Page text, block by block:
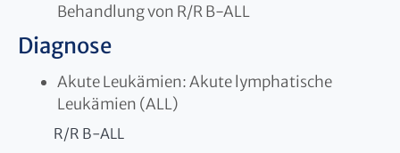
Behandlung von R/R B-ALL
Diagnose
Akute Leukämien: Akute lymphatische
Leukämien (ALL)
R/R B-ALL